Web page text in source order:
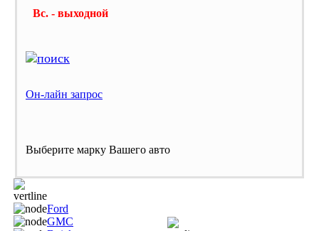
Вс. - выходной
Он-лайн запрос
Выберите марку Вашего авто
Ford
GMC